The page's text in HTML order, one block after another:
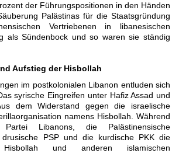
der Führungspositionen in den Händen
Palästinas für die Staatsgründung
Vertriebenen in libanesischen
als Sündenbock und so waren sie ständig
Aufstieg der Hisbollah
im postkolonialen Libanon entluden sich
syrische Eingreifen unter Hafiz Assad und
dem Widerstand gegen die israelische
namens Hisbollah. Während
Libanons, die Palästinensische
drusische PSP und die kurdische PKK die
und anderen islamischen